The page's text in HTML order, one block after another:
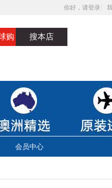
你好，请登录
购 搜本店
会员中心